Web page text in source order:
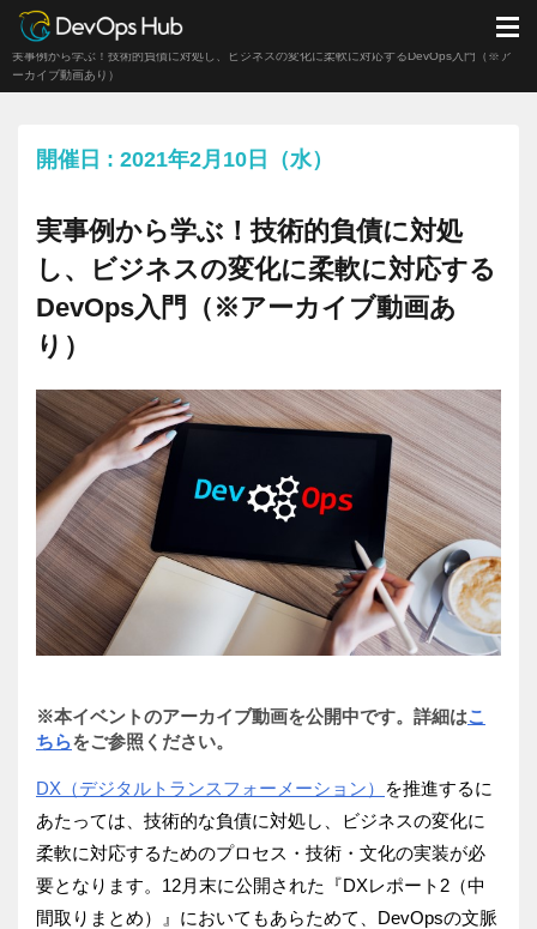
DevOps Hub イベント
実事例から学ぶ！技術的負債に対処し、ビジネスの変化に柔軟に対応するDevOps入門（※ア
ーカイブ動画あり）
開催日 : 2021年2月10日（水）
実事例から学ぶ！技術的負債に対処
し、ビジネスの変化に柔軟に対応する
DevOps入門（※アーカイブ動画あ
り）
※本イベントのアーカイブ動画を公開中です。詳細はこ
ちらをご参照ください。
DX（デジタルトランスフォーメーション）
を推進するに
あたっては、技術的な負債に対処し、
ビジネスの変化に
柔軟に対応するためのプロセス・技術・ 文化の実装が必
要となります。12月末に公開された『DXレポート2（中
間取りまとめ）』においてもあらためて、 DevOpsの文脈